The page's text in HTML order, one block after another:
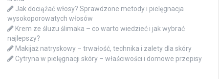
Jak dociążać włosy? Sprawdzone metody i pielęgnacja
wysokoporowatych włosów
Krem ze śluzu ślimaka – co warto wiedzieć i jak wybrać
najlepszy?
Makijaż natryskowy – trwałość, technika i zalety dla skóry
Cytryna w pielęgnacji skóry – właściwości i domowe przepisy